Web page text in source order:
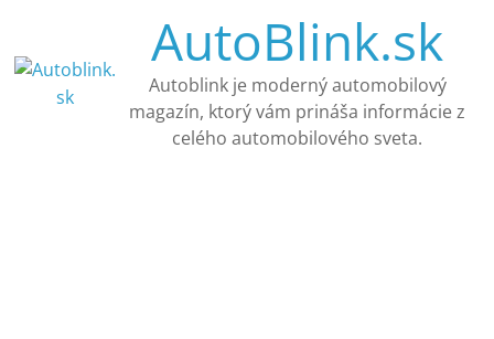
content
AutoBlink.sk
Autoblink je moderný automobilový
magazín, ktorý vám prináša informácie z
celého automobilového sveta.